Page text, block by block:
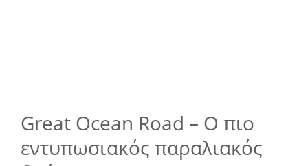
Great Ocean Road – Ο πιο
εντυπωσιακός παραλιακός